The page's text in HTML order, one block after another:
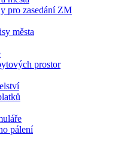
pro zasedání ZM
města
prostor
pálení